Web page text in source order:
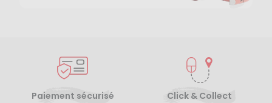
Paiement sécurisé
Click & Collect